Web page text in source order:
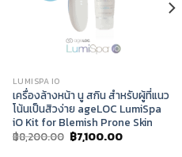
LUMISPA IO
เครื่องล้างหน้า นู สกิน สำหรับผู้ที่แนว
โน้นเป็นสิวง่าย ageLOC LumiSpa
iO Kit for Blemish Prone Skin
฿8,200.00 Original
price
฿7,100.00Current